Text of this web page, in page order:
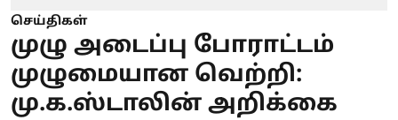
செய்திகள்
முழு அடைப்பு போராட்டம்
முழுமையான வெற்றி:
மு.க.ஸ்டாலின் அறிக்கை